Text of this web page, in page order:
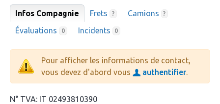
Infos Compagnie Frets ? Camions ?
Évaluations 0 Incidents 0
Pour afficher les informations de contact,
vous devez d'abord vous
authentifier
N° TVA: IT 02493810390